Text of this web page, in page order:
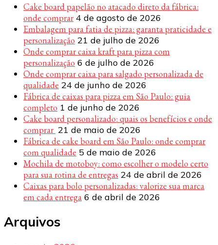
Cake board papelão no atacado direto da fábrica:
onde comprar 4 de agosto de 2026
Embalagem para fatia de pizza: garanta praticidade e
personalização 21 de julho de 2026
Onde comprar caixa kraft para pizza com
personalização 6 de julho de 2026
Onde comprar caixa para salgado personalizada de
qualidade 24 de junho de 2026
Fábrica de caixas para pizza em São Paulo: guia
completo 1 de junho de 2026
Cake board personalizado: quais os benefícios e onde
comprar 21 de maio de 2026
Fábrica de cake board em São Paulo: onde comprar
com qualidade 5 de maio de 2026
Mochila de motoboy: como escolher o modelo certo
para sua rotina de entregas 24 de abril de 2026
Caixas para bolo personalizadas: valorize sua marca
em cada entrega 6 de abril de 2026
Arquivos